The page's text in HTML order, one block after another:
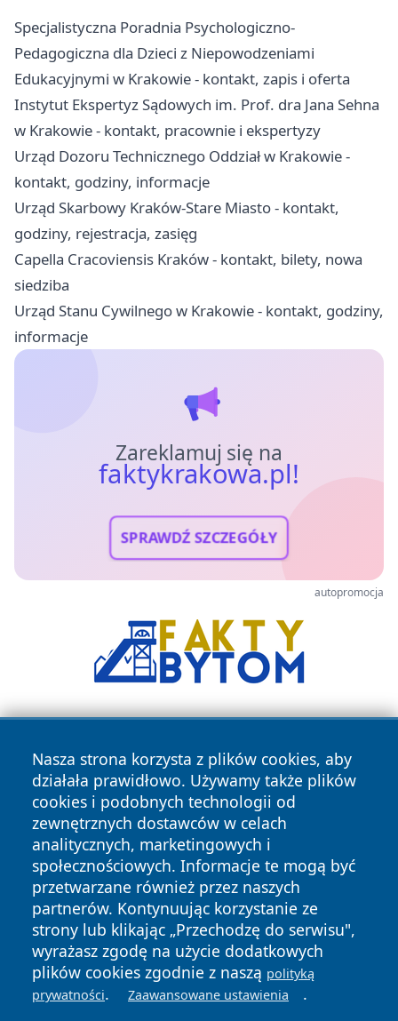
Specjalistyczna Poradnia Psychologiczno-
Pedagogiczna dla Dzieci z Niepowodzeniami
Edukacyjnymi w Krakowie - kontakt, zapis i oferta
Instytut Ekspertyz Sądowych im. Prof. dra Jana Sehna
w Krakowie - kontakt, pracownie i ekspertyzy
Urząd Dozoru Technicznego Oddział w Krakowie -
kontakt, godziny, informacje
Urząd Skarbowy Kraków-Stare Miasto - kontakt,
godziny, rejestracja, zasięg
Capella Cracoviensis Kraków - kontakt, bilety, nowa
siedziba
Urząd Stanu Cywilnego w Krakowie - kontakt, godziny,
informacje
Zareklamuj się na
faktykrakowa.pl!
SPRAWDŹ SZCZEGÓŁY
autopromocja
Nasza strona korzysta z plików cookies, aby
działała prawidłowo. Używamy także plików
cookies i podobnych technologii od
zewnętrznych dostawców w celach
analitycznych, marketingowych i
społecznościowych. Informacje te mogą być
przetwarzane również przez naszych
partnerów. Kontynuując korzystanie ze
strony lub klikając „Przechodzę do serwisu",
wyrażasz zgodę na użycie dodatkowych
plików cookies zgodnie z naszą polityką
prywatności. Zaawansowane ustawienia .
Copyright © 2026 faktykrakowa.pl Wszystkie prawa
zastrzeżone.
News Autorzy
Polityka
Prywatności
Polityka
Cookies